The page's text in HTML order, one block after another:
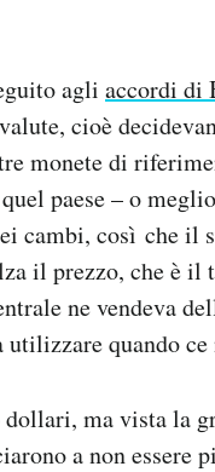
agli accordi di
cioè
monete di
paese – o
cambi, così che il
il prezzo, che è il
ne vendeva
quando ce
ma vista la
a non